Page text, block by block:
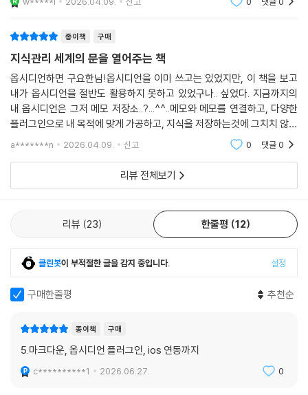
[따라하기] AI 웹 클리핑 - 템플릿 사용하기 2
CHAPTER 12 노트를 시각화하고 공유하는 플러그인
캔버스 플러그인
[따라하기] 캔버스로 노트 시각화하기
엑스칼리드로 플러그인
칸반 플러그인
[따라하기] 칸반 보드 사용하기
CHAPTER 13 노트를 검색하고 연결하는 플러그인
[따라하기] 옴니서치 기본 기능 사용하기
그래프뷰 플러그인
[따라하기] 그래프 애널리시스 사용하기
스트레인지 뉴 월드 플러그인
[따라하기] 캘린더를 이용해 데일리 노트 만들기
[따라하기] 링크 설정하기
[따라하기] 국내 도서 검색하여 정보 가져오기
[따라하기] 해외 도서 검색하여 정보 가져오기
[따라하기] 기본 템플릿으로 웹 클리핑하기
[따라하기] AI 웹 클리핑 - API 키 등록하기
[따라하기] AI 웹 클리핑 - 템플릿 사용하기 1
[따라하기] AI 웹 클리핑 - 템플릿 사용하기 2
[따라하기] 칸반 보드 사용하기
[따라하기] 노트 공유하기
[따라하기] 옴니서치 기본 기능 사용하기
[따라하기] 옴니서치 고급 기능 사용하기
[따라하기] 그래프 애널리시스 사용하기
[따라하기] 스트레인지 뉴 월드 사용하기
[따라하기] 인터페이스 색상 설정하기
[따라하기] 스타일 설정 내보내기
[따라하기] css 파일 스타일 설정 가져오기
[따라하기] 셀렉터 편집하기
[따라하기] 워크스페이스 플러그인 사용하기
종이책 구매
지식관리 세계의 문을 열어주는 책
옵시디언하면 구요한님!옵시디언을 이미 쓰고는 있었지만, 이 책을 보고
내가 옵시디언을 절반도 활용하지 못하고 있었구나.. 싶었다. 지금까지의
내 옵시디언은 그저 메모 저장소..?...^^..메모와 메모를 연결하고, 다양한
플러그인으로 내 목적에 맞게 가공하고, 지식을 저장하는것에 그치치 않고
활용하는 것.이 책을 통해 가장 크게 배운 것은 옵시디언 속 죽어있던 내 지
a*******n 2026.04.09. 신고 0 댓글0
리뷰 전체보기
리뷰 23 한줄평 12
클린봇이 부적절한 글을 감지 중입니다. 설정
구매한줄평 추천순
종이책 구매
5.마크다운, 옵시디언 플러그인, ios 연동까지
c**********1 2026.06.27. 0